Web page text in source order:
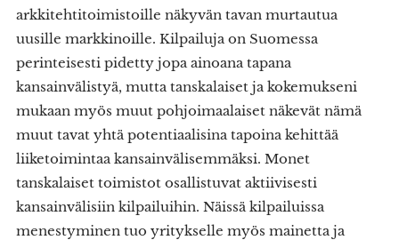
arkkitehtitoimistoille näkyvän tavan murtautua
uusille markkinoille. Kilpailuja on Suomessa
perinteisesti pidetty jopa ainoana tapana
kansainvälistyä, mutta tanskalaiset ja kokemukseni
mukaan myös muut pohjoimaalaiset näkevät nämä
muut tavat yhtä potentiaalisina tapoina kehittää
liiketoimintaa kansainvälisemmäksi. Monet
tanskalaiset toimistot osallistuvat aktiivisesti
kansainvälisiin kilpailuihin. Näissä kilpailuissa
menestyminen tuo yritykselle myös mainetta ja